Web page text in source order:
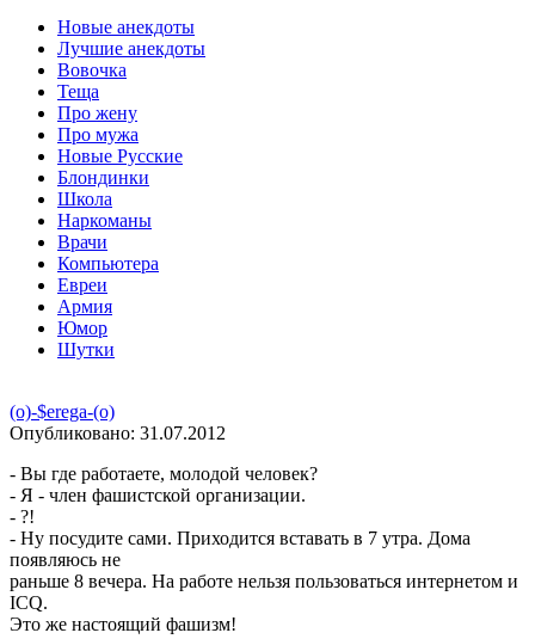
Новые анекдоты
Лучшие анекдоты
Вовочка
Теща
Про жену
Про мужа
Новые Русские
Блондинки
Школа
Наркоманы
Врачи
Компьютера
Евреи
Армия
Юмор
Шутки
(o)-$erega-(o)
Опубликовано: 31.07.2012
- Вы где работаете, молодой человек?
- Я - член фашистской организации.
- ?!
- Ну посудите сами. Приходится вставать в 7 утра. Дома
появляюсь не
раньше 8 вечера. На работе нельзя пользоваться интернетом и
ICQ.
Это же настоящий фашизм!